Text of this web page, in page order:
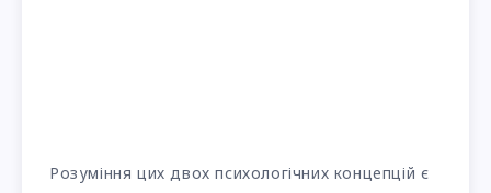
Розуміння цих двох психологічних концепцій є